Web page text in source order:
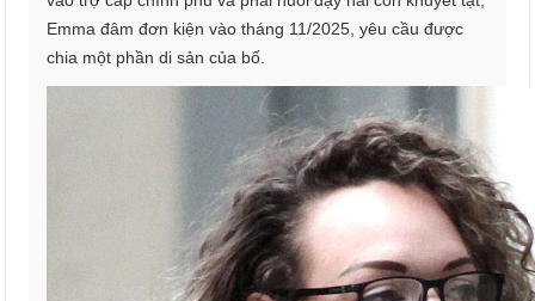
Emma đâm đơn kiện vào tháng 11/2025, yêu cầu được
chia một phần di sản của bố.